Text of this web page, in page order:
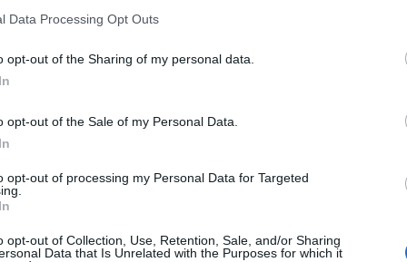
Data Processing Opt Outs
opt-out of the Sharing of my personal data.
opt-out of the Sale of my Personal Data.
opt-out of processing my Personal Data for Targeted
opt-out of Collection, Use, Retention, Sale, and/or Sharing
Data that Is Unrelated with the Purposes for which it
por los musulmanes. Apenas dos años
con el arzobispo de Toledo, en la que ambos
del arciprestazgo de Toledo, cuya diócesis se haría
inmigrantes, peregrinos y comerciantes, con
monasterio, Alfonso XI, el mitrado placentino don
Se presentó en Guadalupe con la intención
prior, rompió las arcas de la iglesia y se llevó 500
‘El Católico’ hacia su último viaje, antes de fallecer
y significativos de nuestra ruta peregrina
de San Francisco de Belvís partieron en